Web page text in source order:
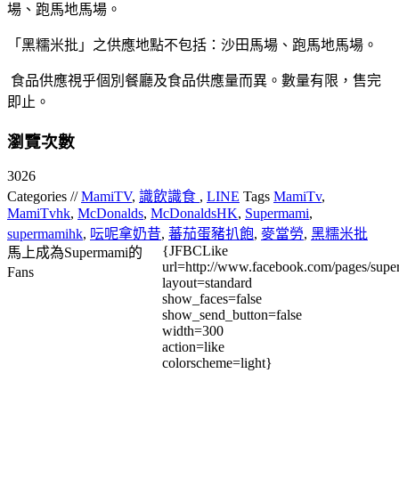
場、跑馬地馬場。
「黑糯米批」之供應地點不包括：沙田馬場、跑馬地馬場。
食品供應視乎個別餐廳及食品供應量而異。數量有限，售完
即止。
瀏覽次數
3026
Categories //MamiTV, 識飲識食 , LINE Tags MamiTv,
MamiTvhk, McDonalds, McDonaldsHK, Supermami,
supermamihk, 呍呢拿奶昔, 蕃茄蛋豬扒飽, 麥當勞, 黑糯米批
馬上成為Supermami的
Fans
{JFBCLike
url=http://www.facebook.com/pages/
layout=standard
show_faces=false
show_send_button=false
width=300
action=like
colorscheme=light}